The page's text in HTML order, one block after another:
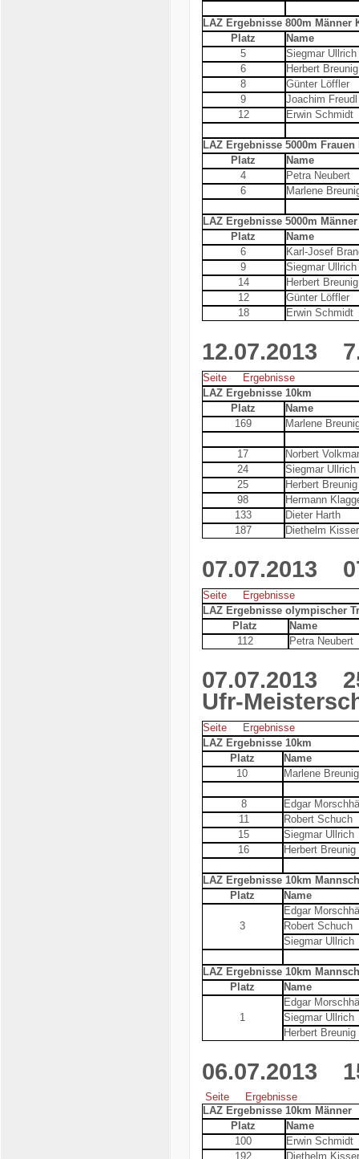
LAZ Ergebnisse 800m Männer
Platz
Name
5
Siegmar Ullrich
6
Herbert Breunig
8
Günter Löffler
9
Joachim Freudl
12
Erwin Schmidt
LAZ Ergebnisse 5000m
Platz
Name
4
Petra Neubert
6
Marlene
LAZ Ergebnisse 5000m
Platz
Name
6
Karl-Josef
9
Siegmar Ullrich
14
Herbert Breunig
12
Günter Löffler
18
Erwin Schmidt
12.07.2013 7.
Seite
Ergebnisse
LAZ Ergebnisse 10km
Platz
Name
169
Marlene
17
Norbert
24
Siegmar Ullrich
25
Herbert Breunig
98
Hermann
133
Dieter Harth
187
Diethelm
07.07.2013
Seite
Ergebnisse
LAZ Ergebnisse olympischer
Platz
Name
112
Petra Neubert
07.07.2013
Ufr-
SeiteErgebnisse
LAZ Ergebnisse 10km
Platz
Name
10
Marlene Breunig
8
Edgar
11
Robert Schuch
15
Siegmar Ullrich
16
Herbert Breunig
LAZ Ergebnisse 10km
Platz
Name
3
Edgar
Robert Schuch
Siegmar Ullrich
LAZ Ergebnisse 10km
Platz
Name
1
Edgar
Siegmar Ullrich
Herbert Breunig
06.07.2013
Seite
Ergebnisse
LAZ Ergebnisse 10km Männer
Platz
Name
100
Erwin Schmidt
192
Diethelm